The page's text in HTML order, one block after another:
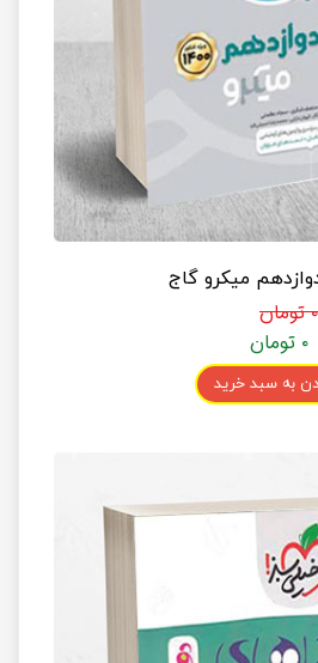
میکرو گاج
۰ تومان
۰ تومان
به سبد خرید